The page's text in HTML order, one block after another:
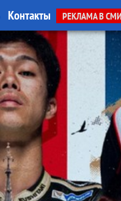
Контакты РЕКЛАМА В СМИ